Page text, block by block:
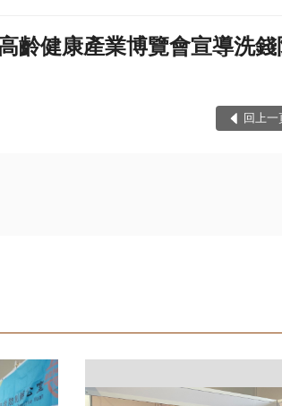
齡健康產業博覽會宣導洗錢
回上一